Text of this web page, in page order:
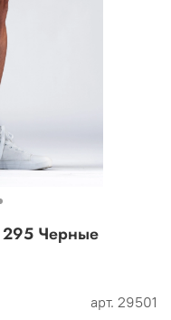
арт. 29501
295 Черные